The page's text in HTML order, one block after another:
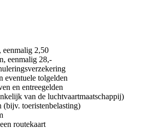
eenmalig 2,50
eenmalig 28,-
eventuele tolgelden
en entreegelden
van de luchtvaartmaatschappij)
(bijv. toeristenbelasting)
routekaart